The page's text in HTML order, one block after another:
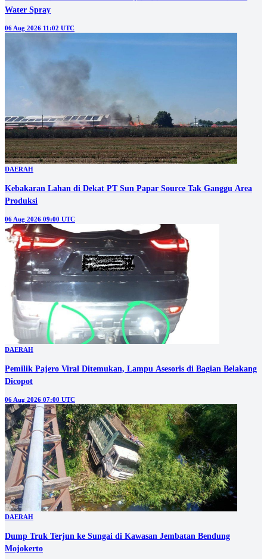
Water Spray
06 Aug 2026 11:02 UTC
DAERAH
Kebakaran Lahan di Dekat PT Sun Papar Source Tak Ganggu Area
Produksi
06 Aug 2026 09:00 UTC
DAERAH
Pemilik Pajero Viral Ditemukan, Lampu Asesoris di Bagian Belakang
Dicopot
06 Aug 2026 07:00 UTC
DAERAH
Dump Truk Terjun ke Sungai di Kawasan Jembatan Bendung
Mojokerto